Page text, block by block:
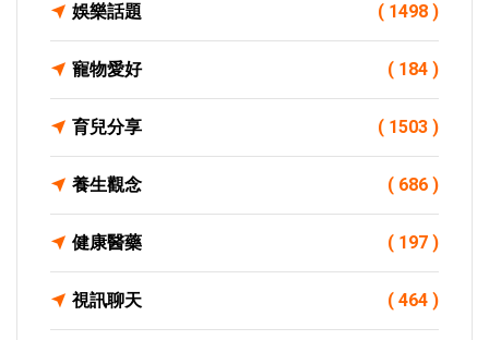
娛樂話題 ( 1498 )
寵物愛好 ( 184 )
育兒分享 ( 1503 )
養生觀念 ( 686 )
健康醫藥 ( 197 )
視訊聊天 ( 464 )